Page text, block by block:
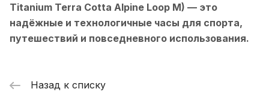
Titanium Terra Cotta Alpine Loop M) — это
надёжные и технологичные часы для спорта,
путешествий и повседневного использования.
Назад к списку